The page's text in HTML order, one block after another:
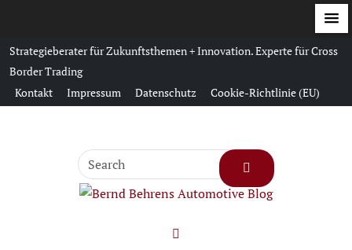
p
Strategieberater für Zukunftsthemen + Innovation. Experte für Cross
Border Trading
Kontakt
Impressum Datenschutz Cookie-Richtlinie (EU)